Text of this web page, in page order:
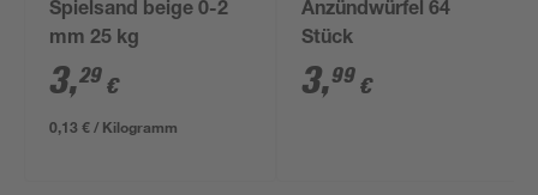
Spielsand beige 0-2
mm 25 kg
3,29 €
0,13 € / Kilogramm
Anzündwürfel 64
Stück
3,99 €